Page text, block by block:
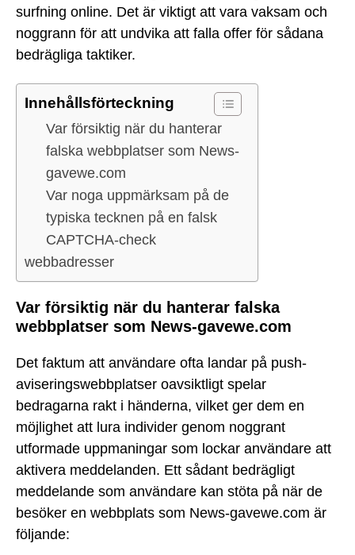
surfning online. Det är viktigt att vara vaksam och
noggrann för att undvika att falla offer för sådana
bedrägliga taktiker.
Innehållsförteckning
Var försiktig när du hanterar
falska webbplatser som News-
gavewe.com
Var noga uppmärksam på de
typiska tecknen på en falsk
CAPTCHA-check
webbadresser
Var försiktig när du hanterar falska
webbplatser som News-gavewe.com
Det faktum att användare ofta landar på push-
aviseringswebbplatser oavsiktligt spelar
bedragarna rakt i händerna, vilket ger dem en
möjlighet att lura individer genom noggrant
utformade uppmaningar som lockar användare att
aktivera meddelanden. Ett sådant bedrägligt
meddelande som användare kan stöta på när de
besöker en webbplats som News-gavewe.com är
följande: